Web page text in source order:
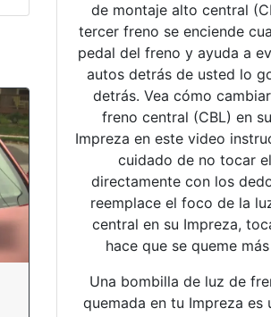
de montaje alto central
tercer freno se enciende
pedal del freno y ayuda a
autos detrás de usted lo
detrás. Vea cómo
freno central (CBL) en
Impreza en este video
cuidado de no tocar
directamente con los
reemplace el foco de la
central en su Impreza,
hace que se queme
Una bombilla de luz de
quemada en tu Impreza es